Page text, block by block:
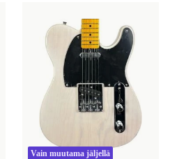
Vain muutama jäljellä